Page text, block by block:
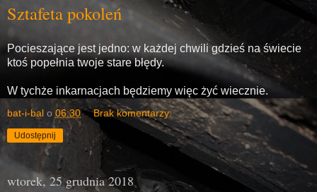
Sztafeta pokoleń
Pocieszające jest jedno: w każdej chwili gdzieś na świecie
ktoś popełnia twoje stare błędy.
W tychże inkarnacjach będziemy więc żyć wiecznie.
bat-i-bal o 06:30 Brak komentarzy:
Udostępnij
wtorek, 25 grudnia 2018